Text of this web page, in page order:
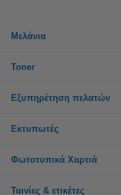
Μελάνια
Toner
Εξυπηρέτηση πελατών
Εκτυπωτές
Φωτοτυπικά Χαρτιά
Ταινίες & ετικέτες